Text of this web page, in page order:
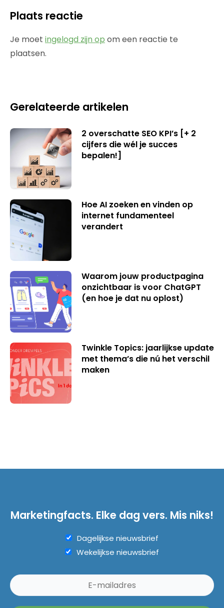
Plaats reactie
Je moet ingelogd zijn op om een reactie te
plaatsen.
Gerelateerde artikelen
2 overschatte SEO KPI’s [+ 2
cijfers die wél je succes
bepalen!]
Hoe AI zoeken en vinden op
internet fundamenteel
verandert
Waarom jouw productpagina
onzichtbaar is voor ChatGPT
(en hoe je dat nu oplost)
Twinkle Topics: jaarlijkse update
met thema’s die nú het verschil
maken
Marketingfacts. Elke dag vers. Mis niks!
Dagelijkse nieuwsbrief
Wekelijkse nieuwsbrief